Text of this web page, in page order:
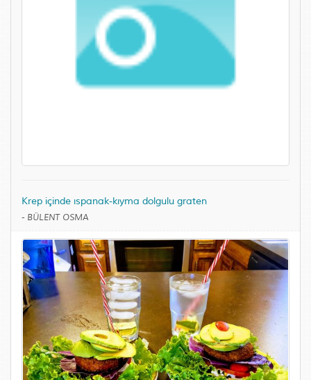
Krep içinde ıspanak-kıyma dolgulu graten
- BÜLENT OSMA